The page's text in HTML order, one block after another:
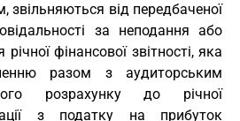
звільняються від передбаченої
за неподання або
фінансової звітності, яка
разом з аудиторським
розрахунку до річної
з податку на прибуток